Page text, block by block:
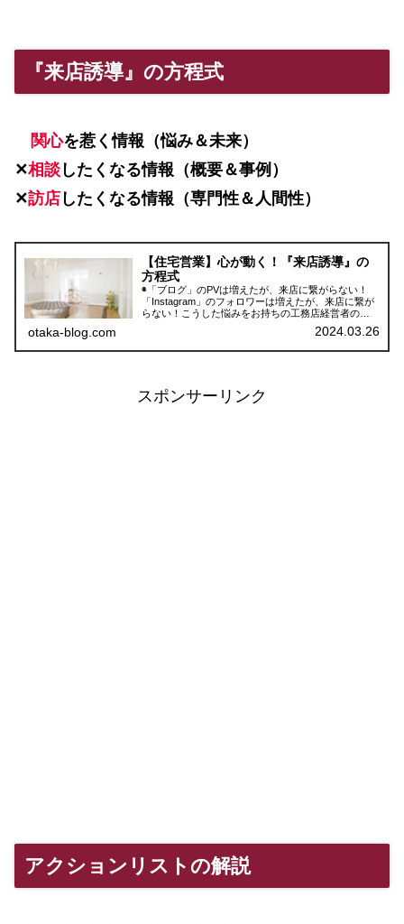
『来店誘導』の方程式
関心を惹く情報（悩み＆未来）
✕相談 したくなる情報（概要＆事例）
✕訪店 したくなる情報（専門性＆人間性）
【住宅営業】心が動く！『来店誘導』の
方程式
◉「ブログ」のPVは増えたが、来店に繋がらない！
「Instagram」のフォロワーは増えたが、来店に繋が
らない！こうした悩みをお持ちの工務店経営者の
方々は、ぜひ、以下を読み進めてみてください。
『心が動く！Web集客』の仕組みが、上記の問題を
解決します。
otaka-blog.com 2024.03.26
スポンサーリンク
アクションリストの解説